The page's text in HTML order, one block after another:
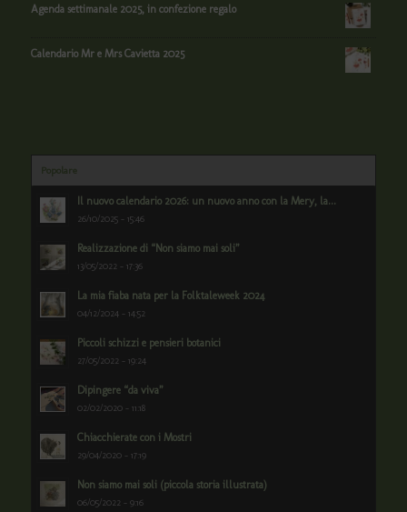
Agenda settimanale 2025, in confezione regalo
Calendario Mr e Mrs Cavietta 2025
Popolare
Il nuovo calendario 2026: un nuovo anno con la Mery, la...
26/10/2025 - 15:46
Realizzazione di “Non siamo mai soli”
13/05/2022 - 17:36
La mia fiaba nata per la Folktaleweek 2024
04/12/2024 - 14:52
Piccoli schizzi e pensieri botanici
27/05/2022 - 19:24
Dipingere “da viva”
02/02/2020 - 11:18
Chiacchierate con i Mostri
29/04/2020 - 17:19
Non siamo mai soli (piccola storia illustrata)
06/05/2022 - 9:16